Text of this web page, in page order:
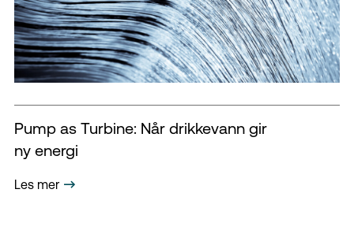
Pump as Turbine: Når drikkevann gir
ny energi
Les mer